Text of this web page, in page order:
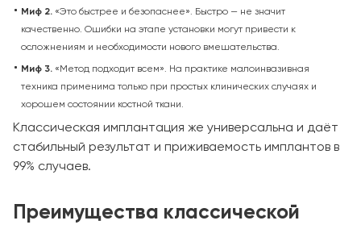
Миф 2. «Это быстрее и безопаснее». Быстро — не значит
качественно. Ошибки на этапе установки могут привести к
осложнениям и необходимости нового вмешательства.
Миф 3. «Метод подходит всем». На практике малоинвазивная
техника применима только при простых клинических случаях и
хорошем состоянии костной ткани.
Классическая имплантация же универсальна и даёт
стабильный результат и приживаемость имплантов в
99% случаев.
Преимущества классической